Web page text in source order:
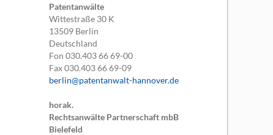
Patentanwälte
Wittestraße 30 K
13509 Berlin
Deutschland
Fon030.403 66 69-00
Fax030.403 66 69-09
berlin@patentanwalt-hannover.de
horak.
Rechtsanwälte Partnerschaft mbB
Bielefeld